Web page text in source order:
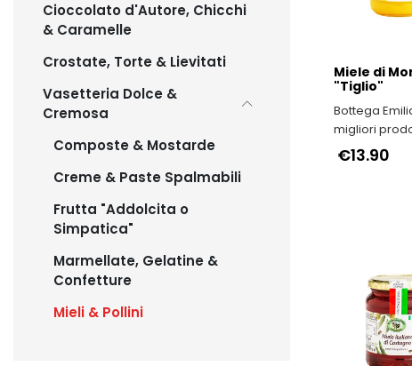
Cioccolato d'Autore, Chicchi
& Caramelle
Crostate, Torte & Lievitati
Vasetteria Dolce &
Cremosa
Composte & Mostarde
Creme & Paste Spalmabili
Frutta "Addolcita o
Simpatica"
Marmellate, Gelatine &
Confetture
Mieli & Pollini
Miele di
"Tiglio"
Bottega
migliori
e IGP
Romagna
€13.90